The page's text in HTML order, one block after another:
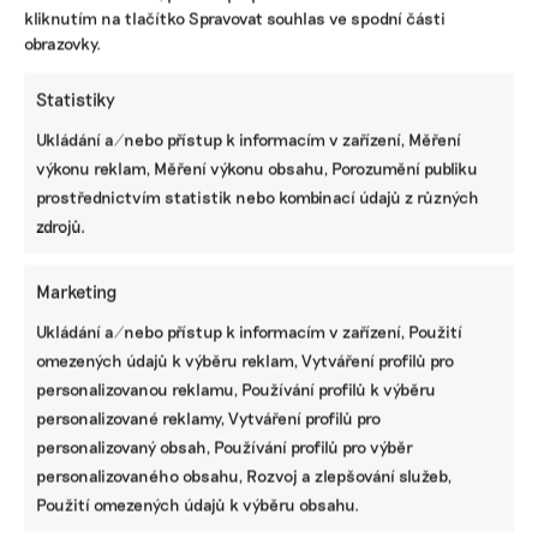
kliknutím na tlačítko Spravovat souhlas ve spodní části
obrazovky.
Statistiky
Ukládání a/nebo přístup k informacím v zařízení, Měření
výkonu reklam, Měření výkonu obsahu, Porozumění publiku
prostřednictvím statistik nebo kombinací údajů z různých
zdrojů.
Marketing
Ukládání a/nebo přístup k informacím v zařízení, Použití
omezených údajů k výběru reklam, Vytváření profilů pro
personalizovanou reklamu, Používání profilů k výběru
personalizované reklamy, Vytváření profilů pro
personalizovaný obsah, Používání profilů pro výběr
personalizovaného obsahu, Rozvoj a zlepšování služeb,
Použití omezených údajů k výběru obsahu.
SDÍLET
FacebookX LinkedIn